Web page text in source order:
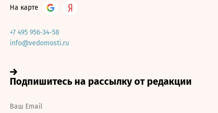
На карте
+7 495 956-34-58
info@vedomosti.ru